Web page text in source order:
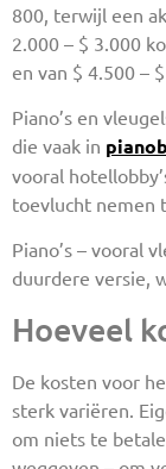
800, terwijl een
2.000 – $ 3.000
en van $ 4.500 –
Piano’s en
die vaak in
vooral
toevlucht nemen
Piano’s – vooral
duurdere versie,
Hoeveel
De kosten voor
sterk variëren.
om niets te